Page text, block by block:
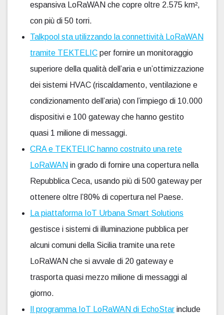
espansiva LoRaWAN che copre oltre 2.575 km²,
con più di 50 torri.
Talkpool sta utilizzando la connettività LoRaWAN
tramite TEKTELIC per fornire un monitoraggio
superiore della qualità dell’aria e un’ottimizzazione
dei sistemi HVAC (riscaldamento, ventilazione e
condizionamento dell’aria) con l’impiego di 10.000
dispositivi e 100 gateway che hanno gestito
quasi 1 milione di messaggi.
CRA e TEKTELIC hanno costruito una rete
LoRaWAN in grado di fornire una copertura nella
Repubblica Ceca, usando più di 500 gateway per
ottenere oltre l’80% di copertura nel Paese.
La piattaforma IoT Urbana Smart Solutions
gestisce i sistemi di illuminazione pubblica per
alcuni comuni della Sicilia tramite una rete
LoRaWAN che si avvale di 20 gateway e
trasporta quasi mezzo milione di messaggi al
giorno.
Il programma IoT LoRaWAN di EchoStar include